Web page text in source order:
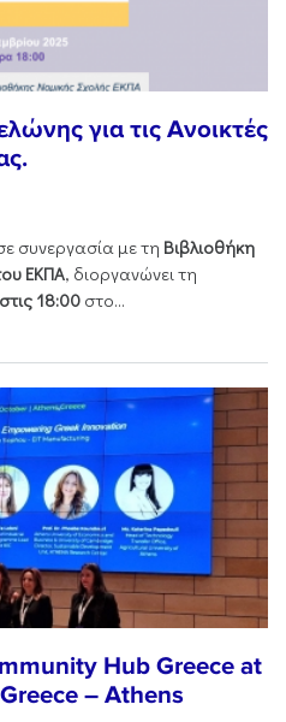
για τις Ανοικτές
συνεργασία με τη Βιβλιοθήκη
ΕΚΠΑ, διοργανώνει τη
18:00 στο...
Hub Greece at
– Athens